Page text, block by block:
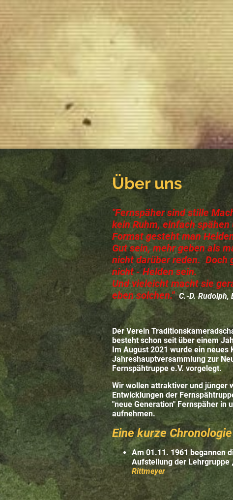
Über uns
"Fernspäher sind stille
kein Ruhm, einfach
Format gesteht man
Gut sein, mehr geben als
nicht darüber reden. Doch
nicht - Helden sein.
Und vieleicht macht sie
eben solchen." C.-D. Rudolph,
Der Verein
besteht schon seit über einem
Im August 2021 wurde ein neues
Jahreshauptversammlung zur
Fernspähtruppe e.V. vorgelegt.
Wir wollen attraktiver und jünger
Entwicklungen der
"neue Generation" Fernspäher in
aufnehmen.
Eine kurze Chronologie
Am 01.11. 1961 begannen
Aufstellung der Lehrgruppe
Rittmeyer